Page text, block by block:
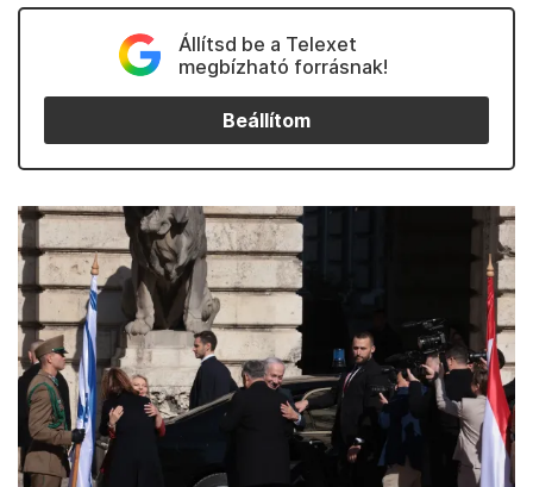
Állítsd be a Telexet
megbízható forrásnak!
Beállítom